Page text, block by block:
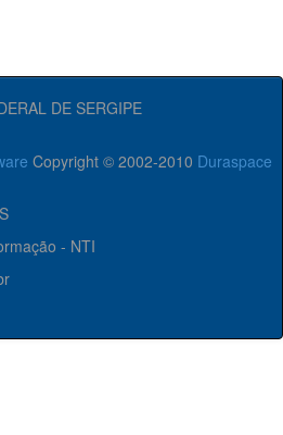
DE SERGIPE
Copyright © 2002-2010 Duraspace
- NTI